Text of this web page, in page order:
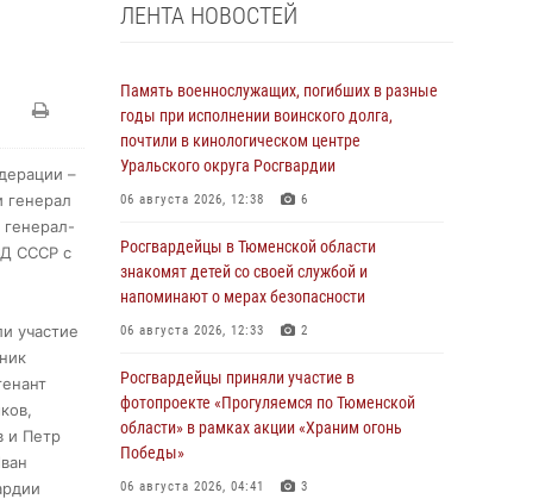
–
генерал
генерал-
СССР с
участие
и Петр
ЛЕНТА НОВОСТЕЙ
Память военнослужащих, погибших в разные
годы при исполнении воинского долга,
почтили в кинологическом центре
Уральского округа Росгвардии
06 августа 2026, 12:38 6
Росгвардейцы в Тюменской области
знакомят детей со своей службой и
напоминают о мерах безопасности
06 августа 2026, 12:33 2
Росгвардейцы приняли участие в
фотопроекте «Прогуляемся по Тюменской
области» в рамках акции «Храним огонь
Победы»
06 августа 2026, 04:41 3